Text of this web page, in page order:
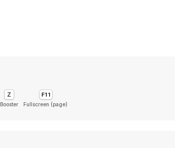
Booster Fullscreen (page)